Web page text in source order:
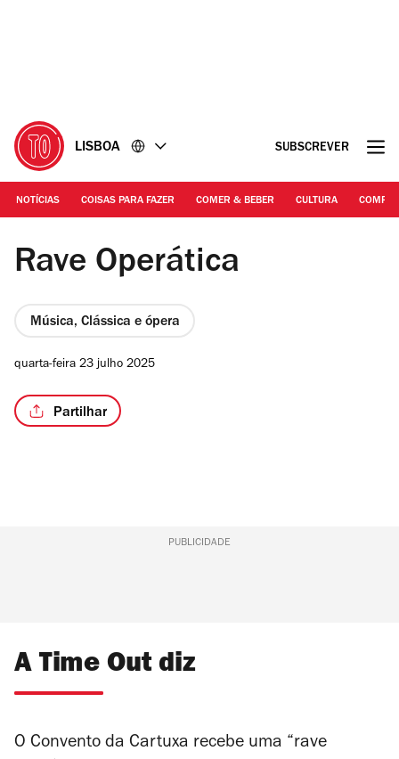
LISBOA SUBSCREVER
NOTÍCIAS COISAS PARA FAZER COMER & BEBER CULTURA
© Kid Richards | Tó Trips
Rave Operática
Música, Clássica e ópera
quarta-feira 23 julho 2025
Partilhar
PUBLICIDADE
A Time Out diz
O Convento da Cartuxa recebe uma “rave